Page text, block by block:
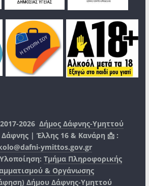
2026Δήμος Δάφνης-Υμηττού
Δάφνης | Έλλης 16 & Κανάρη 📩 :
ymittos.gov.gr
Τμήμα Πληροφορικής
& Οργάνωσης
Δήμου Δάφνης-Υμηττού